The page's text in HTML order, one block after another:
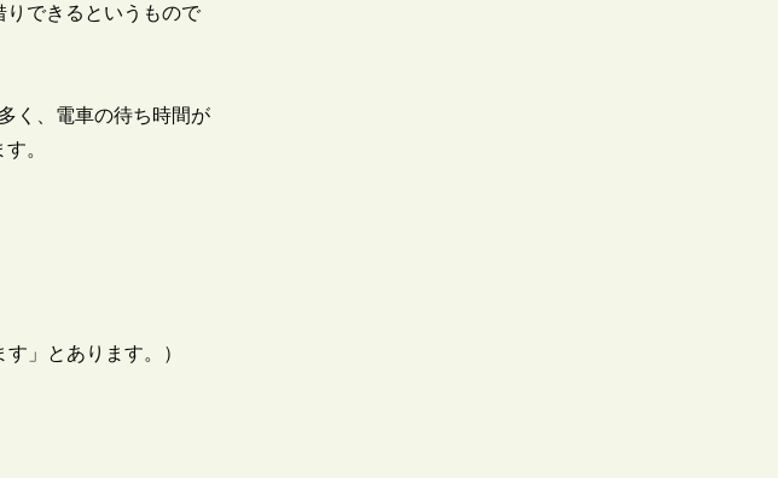
できるというもので
く、電車の待ち時間が
。
」とあります。）